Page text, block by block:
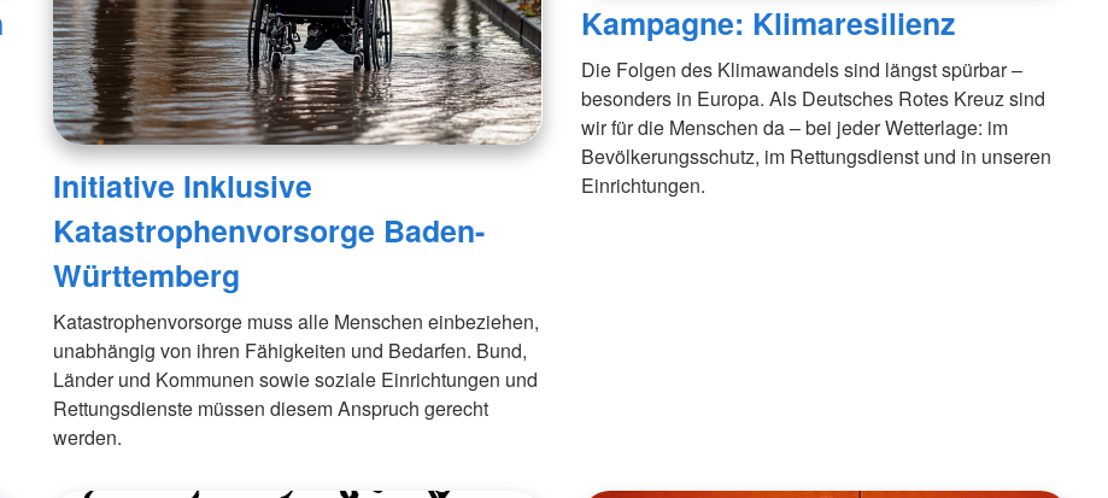
Initiative Inklusive
Katastrophenvorsorge Baden-
Württemberg
Katastrophenvorsorge muss alle Menschen einbeziehen,
unabhängig von ihren Fähigkeiten und Bedarfen. Bund,
Länder und Kommunen sowie soziale Einrichtungen und
Rettungsdienste müssen diesem Anspruch gerecht
werden.
Kampagne: Klimaresilienz
Die Folgen des Klimawandels sind längst spürbar –
besonders in Europa. Als Deutsches Rotes Kreuz sind
wir für die Menschen da – bei jeder Wetterlage: im
Bevölkerungsschutz, im Rettungsdienst und in unseren
Einrichtungen.